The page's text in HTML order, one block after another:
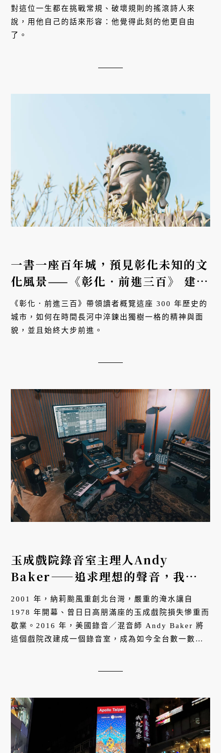
對這位一生都在挑戰常規、破壞規則的搖滾詩人來
說，用他自己的話來形容：他覺得此刻的他更自由
了。
一書一座百年城，預見彰化未知的文
化風景——《彰化．前進三百》 建縣
300年專刊
《彰化．前進三百》帶領讀者概覽這座 300 年歷史的
城市，如何在時間長河中淬鍊出獨樹一格的精神與面
貌，並且始終大步前進。
玉成戲院錄音室主理人Andy
Baker——追求理想的聲音，我把老
戲院蓋成一座聲音的王國
2001 年，納莉颱風重創北台灣，嚴重的淹水讓自
1978 年開幕、曾日日高朋滿座的玉成戲院損失慘重而
歇業。2016 年，美國錄音／混音師 Andy Baker 將
這個戲院改建成一個錄音室，成為如今全台數一數二